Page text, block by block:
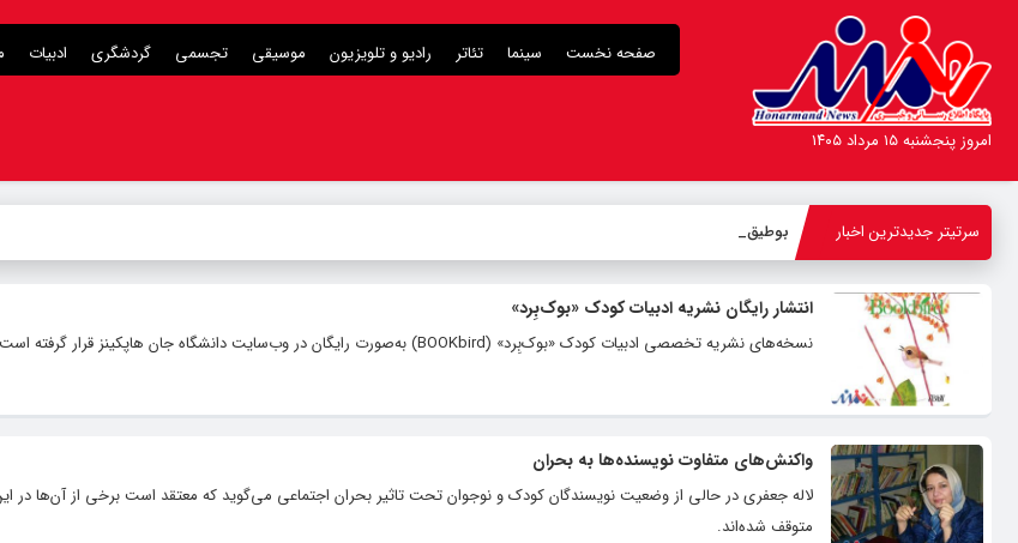
صفحه نخست سینما تئاتر رادیو و تلویزیون موسیقی تجسمی گردشگری ادبیات
امروز پنجشنبه ۱۵ مرداد ۱۴۰۵
سرتیتر جدیدترین اخبار بوطیقای ع
انتشار رایگان‌ نشریه ادبیات کودک «بوک‌بِرد»
نسخه‌های نشریه تخصصی ادبیات کودک «بوک‌بِرد» (BOOKbird) به‌صورت رایگان در وب‌سایت دانشگاه جان هاپکینز قرار گرفته است.
واکنش‌های متفاوت نویسنده‌ها به بحران
لاله جعفری در حالی از وضعیت نویسندگان کودک و نوجوان تحت تاثیر بحران اجتماعی می‌گوید که معتقد است برخی از آن‌ها در
متوقف شده‌اند.